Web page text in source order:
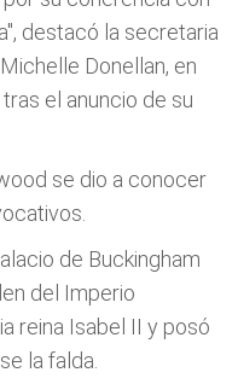
destacó la secretaria
Donellan, en
el anuncio de su
se dio a conocer
de Buckingham
del Imperio
reina Isabel II y posó
la falda.